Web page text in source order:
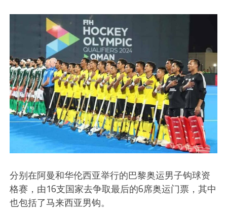
分别在阿曼和华伦西亚举行的巴黎奥运男子钩球资
格赛，由16支国家去争取最后的6席奥运门票，其中
也包括了马来西亚男钩。